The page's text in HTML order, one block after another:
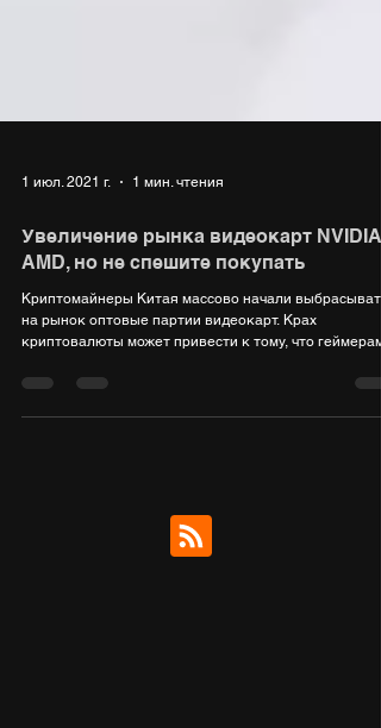
1 июл. 2021 г. 1 мин. чтения
AMD, но не спешите покупать
Криптомайнеры Китая массово начали выбрасывать
криптовалюты может привести к тому, что